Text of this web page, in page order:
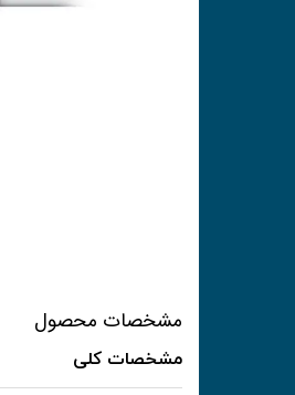
مشخصات محصول
مشخصات کلی